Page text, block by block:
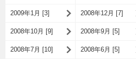
2009年1月 [3] 2008年12月 [7]
2008年10月 [9] 2008年9月 [5]
2008年7月 [10] 2008年6月 [5]